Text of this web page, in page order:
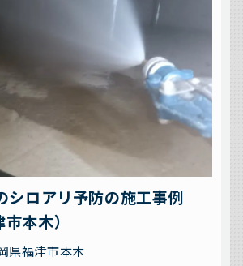
シロアリ予防の施工事例
本木）
県福津市本木